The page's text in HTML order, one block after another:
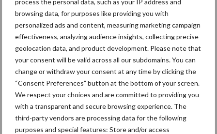
browsing data, for purposes like providing you with
personalized ads and content, measuring marketing campaign
effectiveness, analyzing audience insights, collecting precise
geolocation data, and product development. Please note that
your consent will be valid across all our subdomains. You can
change or withdraw your consent at any time by clicking the
“Consent Preferences” button at the bottom of your screen.
We respect your choices and are committed to providing you
with a transparent and secure browsing experience. The
third-party vendors are processing data for the following
purposes and special features: Store and/or access
voor mastitis
ForFarmers ziet volume en
marktaandeel groeien in
krimpende Nederlandse
markt
Themapagina's